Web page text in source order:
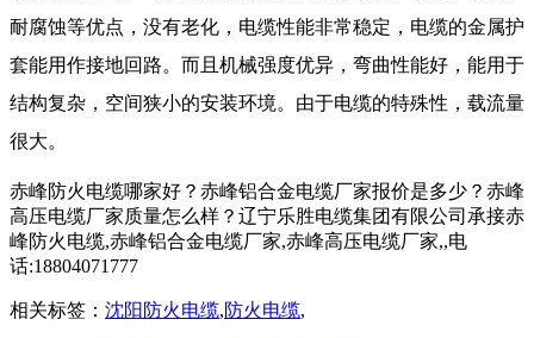
耐腐蚀等优点，没有老化，电缆性能非常稳定，电缆的金属护
套能用作接地回路。而且机械强度优异，弯曲性能好，能用于
结构复杂，空间狭小的安装环境。由于电缆的特殊性，载流量
很大。
赤峰防火电缆哪家好？赤峰铝合金电缆厂家报价是多少？赤峰
高压电缆厂家质量怎么样？辽宁乐胜电缆集团有限公司承接赤
峰防火电缆,赤峰铝合金电缆厂家,赤峰高压电缆厂家,,电
话:18804071777
相关标签： 沈阳防火电缆,防火电缆,